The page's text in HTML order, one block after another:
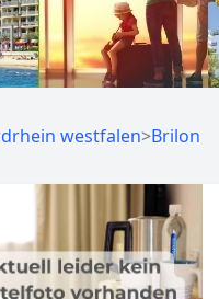
westfalen>Brilon